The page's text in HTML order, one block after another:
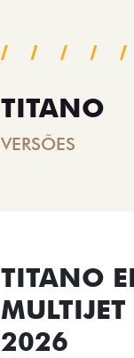
TITANO
VERSÕES
TITANO
2026